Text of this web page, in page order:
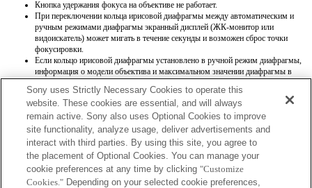
Кнопка удержания фокуса на объективе не работает.
При переключении кольца ирисовой диафрагмы между автоматическим и
ручным режимами диафрагмы экранный дисплей (ЖК-монитор или
видоискатель) может мигать в течение секунды и возможен сброс точки
фокусировки.
Если кольцо ирисовой диафрагмы установлено в ручной режим диафрагмы,
информация о модели объектива и максимальном значении диафрагмы в
Если кольцо ирисовой диафрагмы установлено в ручной режим диафрагмы,
для значения диафрагмы устанавливается значение, которое показывает
кольцо ирисовой диафрагмы, независимо от режима экспозиции.
При переключении кольца ирисовой диафрагмы между автоматическим и
ручным режимами диафрагмы во время записи видео запись
При поворачивании кольца ирисовой диафрагмы время до перехода в режим
экономии энергии не продлевается.
Если кольцо ирисовой диафрагмы установлено в ручной режим, функция
Sony uses Strictly Necessary Cookies to operate this
website. These cookies are essential, and will always
remain active. Sony also uses Optional Cookies to improve
site functionality, analyze usage, deliver advertisements and
interact with third parties. By using this site, you agree to
the placement of Optional Cookies. You can manage your
cookie preferences at any time by clicking "Customize
Cookies." Depending on your selected cookie preferences,